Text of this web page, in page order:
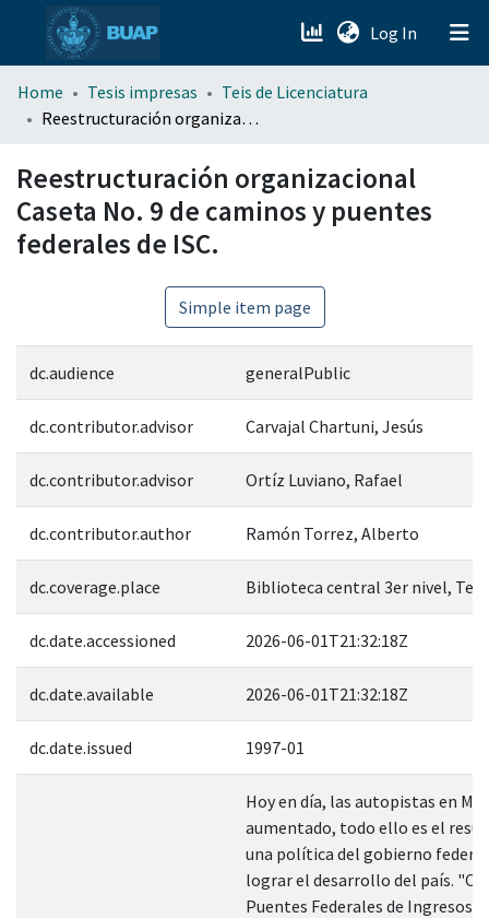
Log In (current)
menu.section.about_menu
Home Tesis impresas
Teis de Licenciatura
Reestructuración organizacional Caseta No. 9 de caminos y puentes federales de ISC.
Reestructuración organizacional
Caseta No. 9 de caminos y puentes
federales de ISC.
Simple item page
dc.audience generalPublic
dc.contributor.advisor Carvajal Chartuni, Jesús
dc.contributor.advisor Ortíz Luviano, Rafael
dc.contributor.author Ramón Torrez, Alberto
dc.coverage.place Biblioteca central 3er nivel,
dc.date.accessioned 2026-06-01T21:32:18Z
dc.date.available 2026-06-01T21:32:18Z
dc.date.issued 1997-01
Hoy en día, las autopistas en
aumentado, todo ello es el
una política del gobierno
lograr el desarrollo del país.
Puentes Federales de Ingresos y